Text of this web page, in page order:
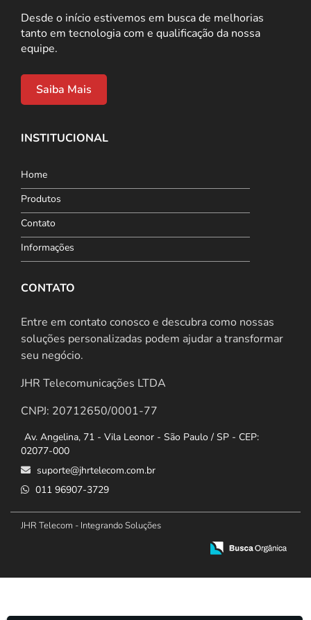
Desde o início estivemos em busca de melhorias
tanto em tecnologia com e qualificação da nossa
equipe.
Saiba Mais
INSTITUCIONAL
Home
Produtos
Contato
Informações
CONTATO
Entre em contato conosco e descubra como nossas
soluções personalizadas podem ajudar a transformar
seu negócio.
JHR Telecomunicações LTDA
CNPJ: 20712650/0001-77
Av. Angelina, 71 - Vila Leonor - São Paulo / SP - CEP:
02077-000
suporte@jhrtelecom.com.br
011 96907-3729
JHR Telecom - Integrando Soluções